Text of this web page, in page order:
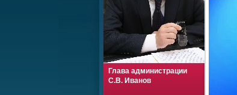
Глава администрации
С.В. Иванов